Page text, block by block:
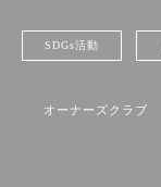
SDGs活動
オーナーズクラブ